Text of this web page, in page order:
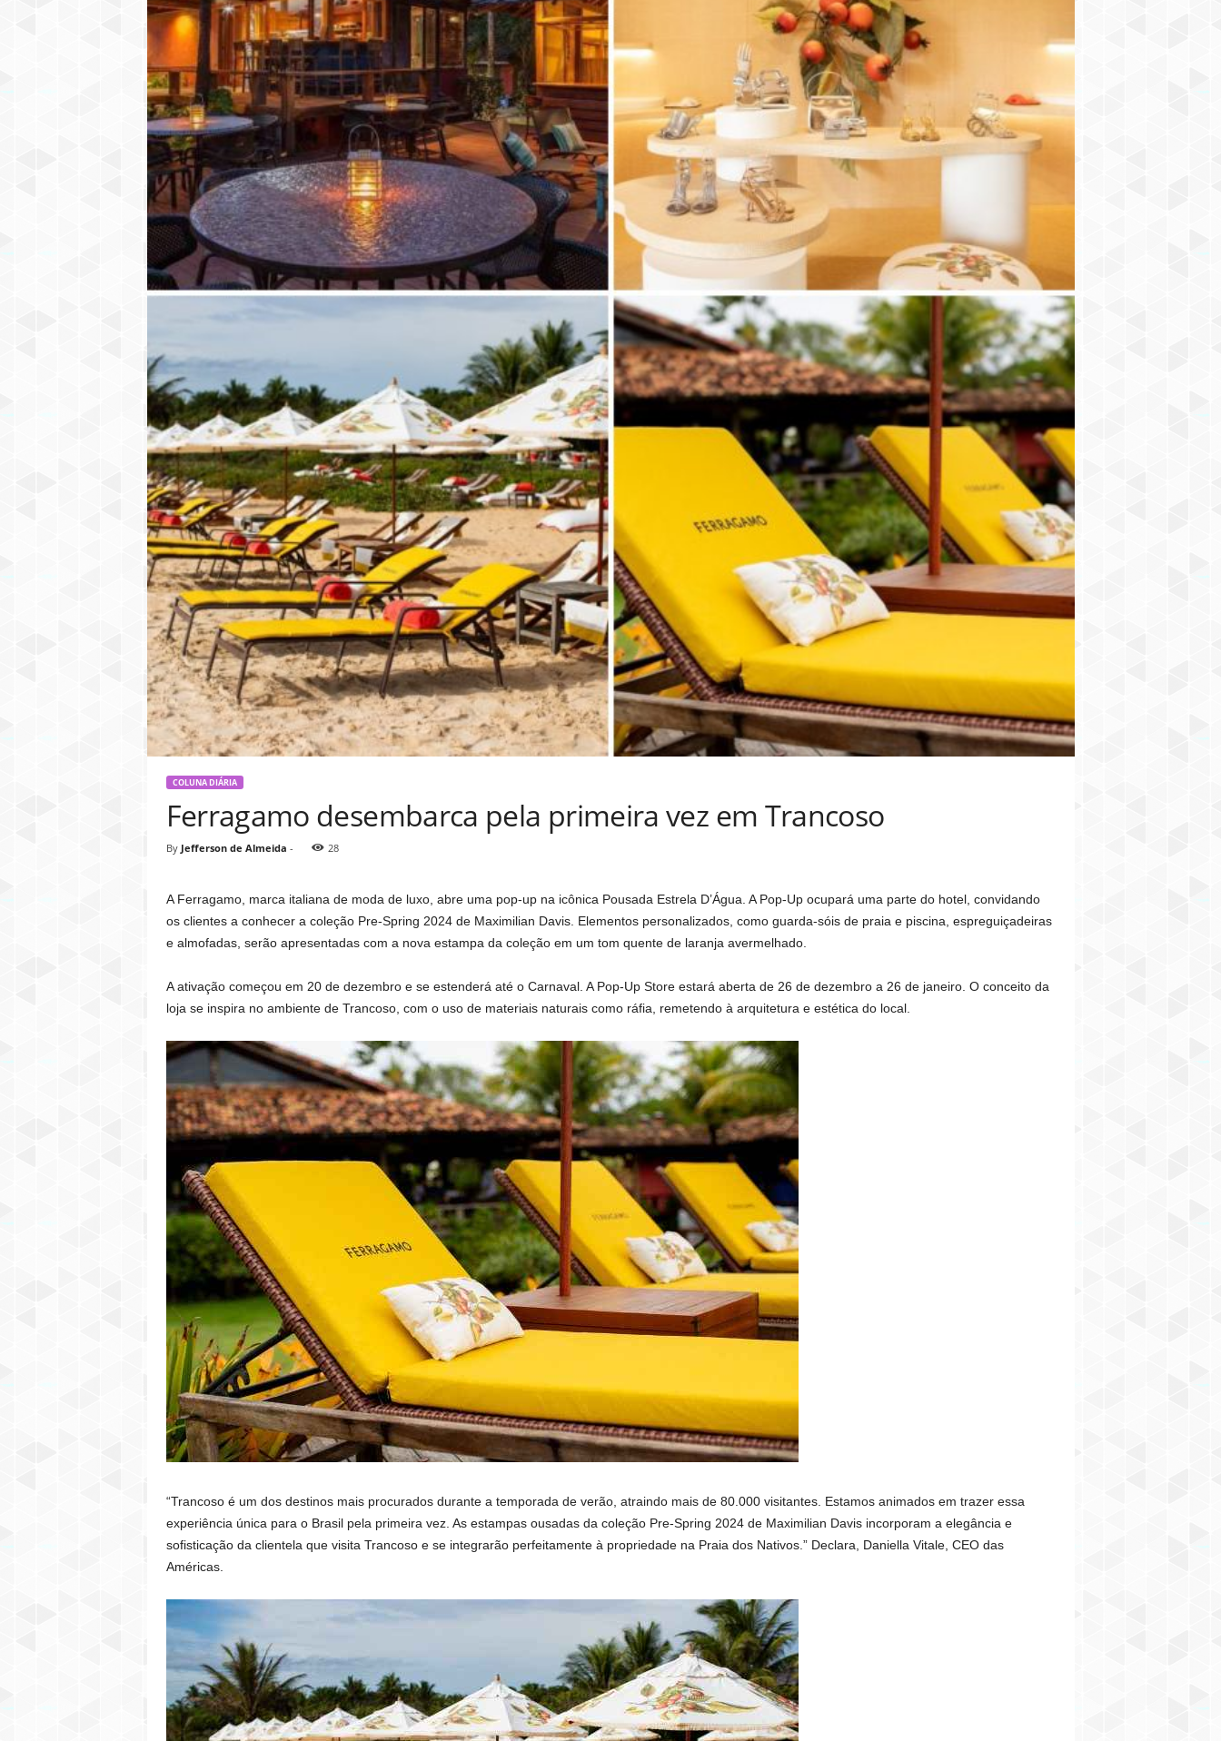
COLUNA DIÁRIA
Ferragamo desembarca pela primeira vez em Trancoso
By Jefferson de Almeida - 28
A Ferragamo, marca italiana de moda de luxo, abre uma pop-up na icônica Pousada Estrela D’Água. A Pop-Up ocupará uma parte do hotel, convidando
os clientes a conhecer a coleção Pre-Spring 2024 de Maximilian Davis. Elementos personalizados, como guarda-sóis de praia e piscina, espreguiçadeiras
e almofadas, serão apresentadas com a nova estampa da coleção em um tom quente de laranja avermelhado.
A ativação começou em 20 de dezembro e se estenderá até o Carnaval. A Pop-Up Store estará aberta de 26 de dezembro a 26 de janeiro. O conceito da
loja se inspira no ambiente de Trancoso, com o uso de materiais naturais como ráfia, remetendo à arquitetura e estética do local.
“Trancoso é um dos destinos mais procurados durante a temporada de verão, atraindo mais de 80.000 visitantes. Estamos animados em trazer essa
experiência única para o Brasil pela primeira vez. As estampas ousadas da coleção Pre-Spring 2024 de Maximilian Davis incorporam a elegância e
sofisticação da clientela que visita Trancoso e se integrarão perfeitamente à propriedade na Praia dos Nativos.” Declara, Daniella Vitale, CEO das
Américas.